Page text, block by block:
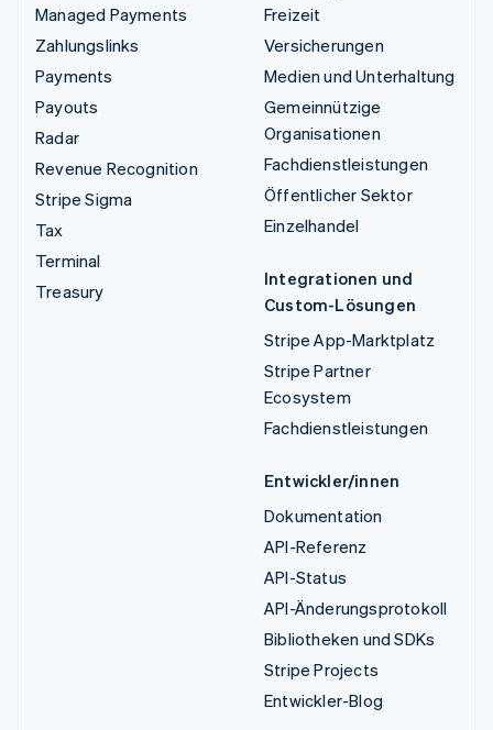
Managed Payments
Zahlungslinks
Payments
Payouts
Radar
Revenue Recognition
Stripe Sigma
Tax
Terminal
Treasury
Freizeit
Versicherungen
Medien und Unterhaltung
Gemeinnützige
Organisationen
Fachdienstleistungen
Öffentlicher Sektor
Einzelhandel
Integrationen und
Custom-Lösungen
Stripe App-Marktplatz
Stripe Partner
Ecosystem
Fachdienstleistungen
Entwickler/innen
Dokumentation
API-Referenz
API-Status
API-Änderungsprotokoll
Bibliotheken und SDKs
Stripe Projects
Entwickler-Blog